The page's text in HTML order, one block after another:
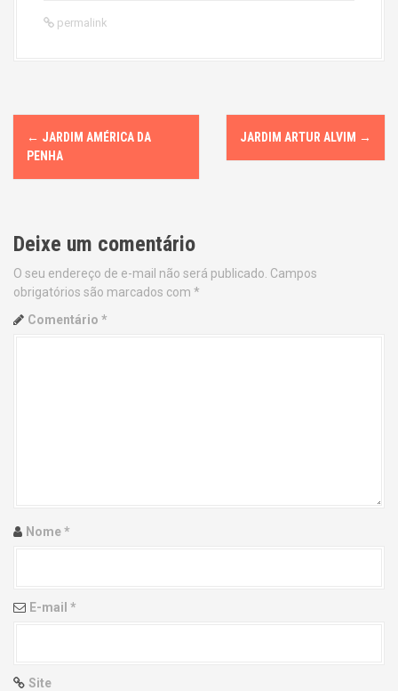
permalink
P
t
n
a
o
← JARDIM AMÉRICA DA
PENHA
JARDIM ARTUR ALVIM →
Deixe um comentário
O seu endereço de e-mail não será publicado. Campos
obrigatórios são marcados com *
Comentário *
Nome*
E-mail *
Site